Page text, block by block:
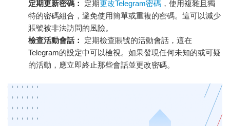
定期更新密碼：
定期更改Telegram密碼 ，使用複雜且獨
特的密碼組合，避免使用簡單或重複的密碼。這可以減少
賬號被非法訪問的風險。
檢查活動會話：
定期檢查賬號的活動會話，這在
Telegram的設定中可以檢視。如果發現任何未知的或可疑
的活動，應立即終止那些會話並更改密碼。